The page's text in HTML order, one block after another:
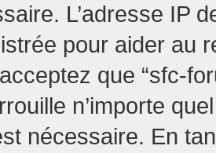
L’adresse IP
pour aider au
que “sfc-
n’importe
nécessaire. En